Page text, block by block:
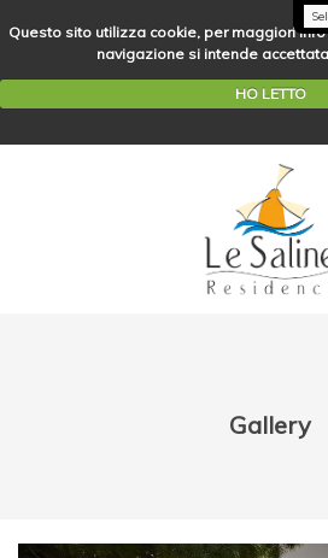
Questo sito utilizza cookie, per maggiori info
navigazione si intende
HO LETTO
Gallery